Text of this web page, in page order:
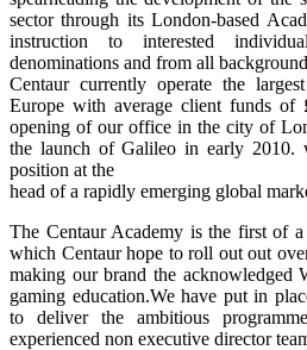
sector through its London-based
instruction to interested
denominations and from all
Centaur currently operate the
Europe with average client funds
opening of our office in the city of
the launch of Galileo in early 2010.
position at the
head of a rapidly emerging global
The Centaur Academy is the first of
which Centaur hope to roll out out
making our brand the acknowledged
gaming education.We have put in
to deliver the ambitious
experienced non executive director